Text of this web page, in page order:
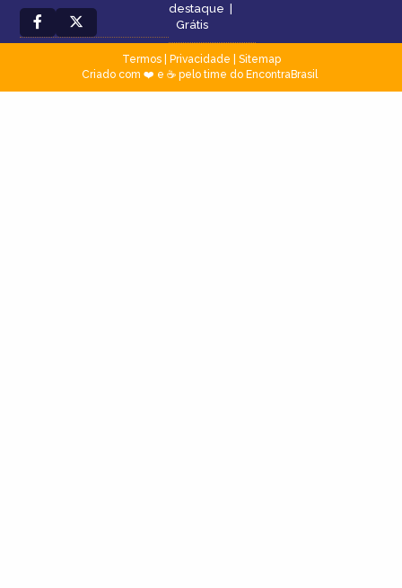
destaque |
Grátis
Termos| Privacidade
Sitemap
Criado com ❤️ e ☕ pelo time do EncontraBrasil